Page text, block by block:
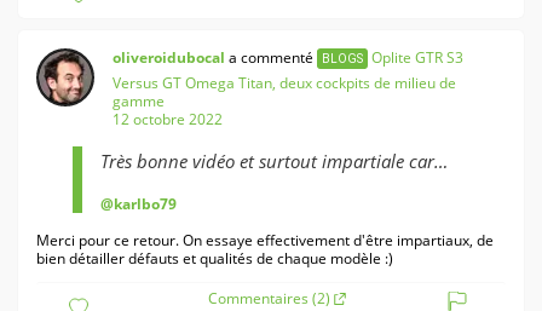
oliveroidubocal a commenté BLOGS
Oplite GTR S3
Versus GT Omega Titan, deux cockpits de milieu de
gamme
12 octobre 2022
Très bonne vidéo et surtout impartiale car
Merci les gars !👍
@karlbo79
Merci pour ce retour. On essaye effectivement d'être impartiaux, de
bien détailler défauts et qualités de chaque modèle :)
Commentaires (2)